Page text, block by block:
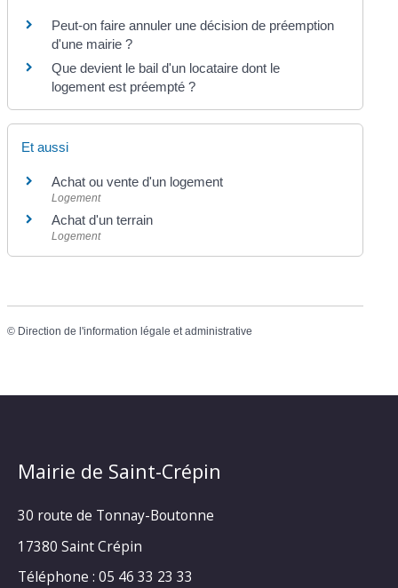
Peut-on faire annuler une décision de préemption
d'une mairie ?
Que devient le bail d'un locataire dont le
logement est préempté ?
Et aussi
Achat ou vente d'un logement
Logement
Achat d'un terrain
Logement
© Direction de l'information légale et administrative
Mairie de Saint-Crépin
30 route de Tonnay-Boutonne
17380 Saint Crépin
Téléphone : 05 46 33 23 33